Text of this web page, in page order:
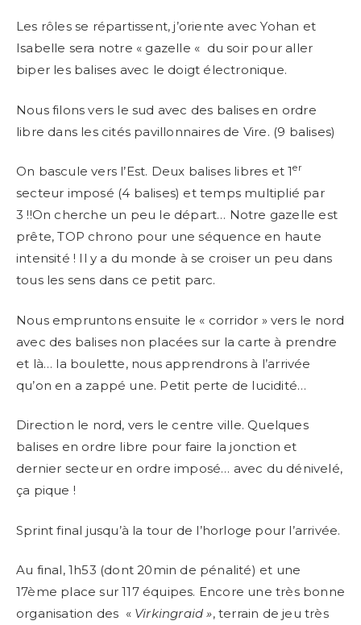
Les rôles se répartissent, j’oriente avec Yohan et
Isabelle sera notre « gazelle « du soir pour aller
biper les balises avec le doigt électronique.
Nous filons vers le sud avec des balises en ordre
libre dans les cités pavillonnaires de Vire. (9 balises)
On bascule vers l’Est. Deux balises libres et 1er
secteur imposé (4 balises) et temps multiplié par
3 !!On cherche un peu le départ… Notre gazelle est
prête, TOP chrono pour une séquence en haute
intensité ! Il y a du monde à se croiser un peu dans
tous les sens dans ce petit parc.
Nous empruntons ensuite le « corridor » vers le nord
avec des balises non placées sur la carte à prendre
et là… la boulette, nous apprendrons à l’arrivée
qu’on en a zappé une. Petit perte de lucidité…
Direction le nord, vers le centre ville. Quelques
balises en ordre libre pour faire la jonction et
dernier secteur en ordre imposé… avec du dénivelé,
ça pique !
Sprint final jusqu’à la tour de l’horloge pour l’arrivée.
Au final, 1h53 (dont 20min de pénalité) et une
17ème place sur 117 équipes. Encore une très bonne
organisation des « Virkingraid », terrain de jeu très